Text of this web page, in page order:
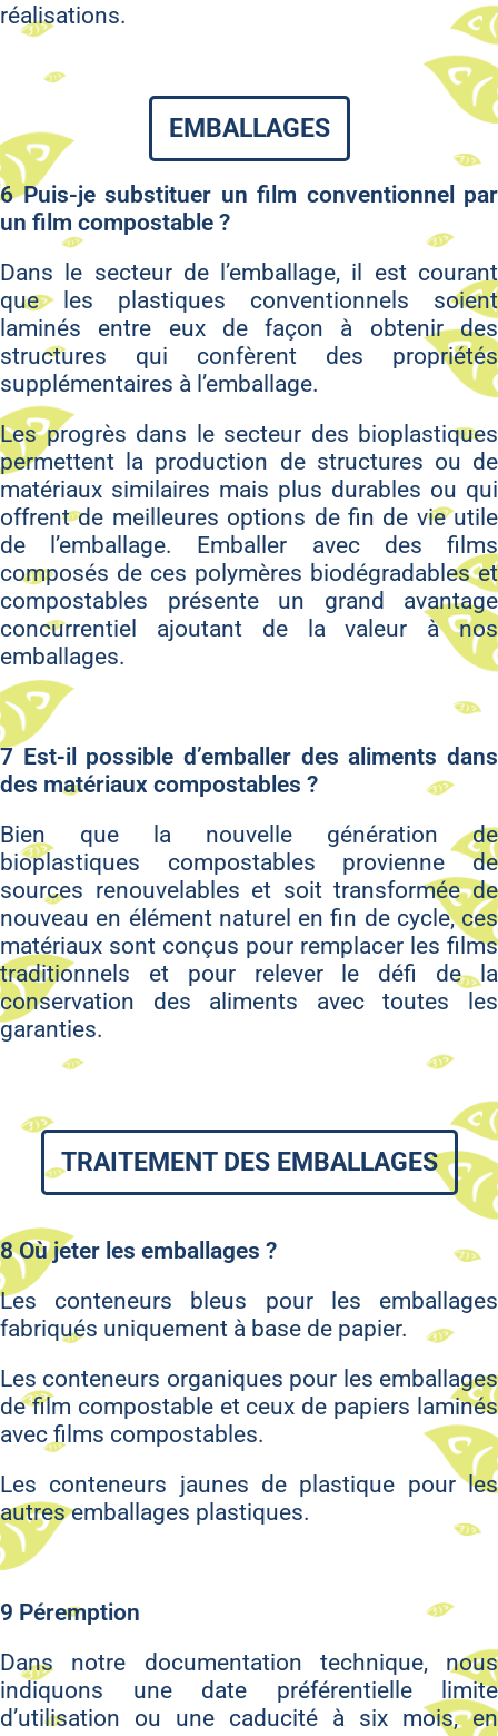
réalisations.
EMBALLAGES
6 Puis-je substituer un film conventionnel par
un film compostable ?
Dans le secteur de l’emballage, il est courant
que les plastiques conventionnels soient
laminés entre eux de façon à obtenir des
structures qui confèrent des propriétés
supplémentaires à l’emballage.
Les progrès dans le secteur des bioplastiques
permettent la production de structures ou de
matériaux similaires mais plus durables ou qui
offrent de meilleures options de fin de vie utile
de l’emballage. Emballer avec des films
composés de ces polymères biodégradables et
compostables présente un grand avantage
concurrentiel ajoutant de la valeur à nos
emballages.
7 Est-il possible d’emballer des aliments dans
des matériaux compostables ?
Bien que la nouvelle génération de
bioplastiques compostables provienne de
sources renouvelables et soit transformée de
nouveau en élément naturel en fin de cycle, ces
matériaux sont conçus pour remplacer les films
traditionnels et pour relever le défi de la
conservation des aliments avec toutes les
garanties.
TRAITEMENT DES EMBALLAGES
8 Où jeter les emballages ?
Les conteneurs bleus pour les emballages
fabriqués uniquement à base de papier.
Les conteneurs organiques pour les emballages
de film compostable et ceux de papiers laminés
avec films compostables.
Les conteneurs jaunes de plastique pour les
autres emballages plastiques.
9 Péremption
Dans notre documentation technique, nous
indiquons une date préférentielle limite
d’utilisation ou une caducité à six mois, en